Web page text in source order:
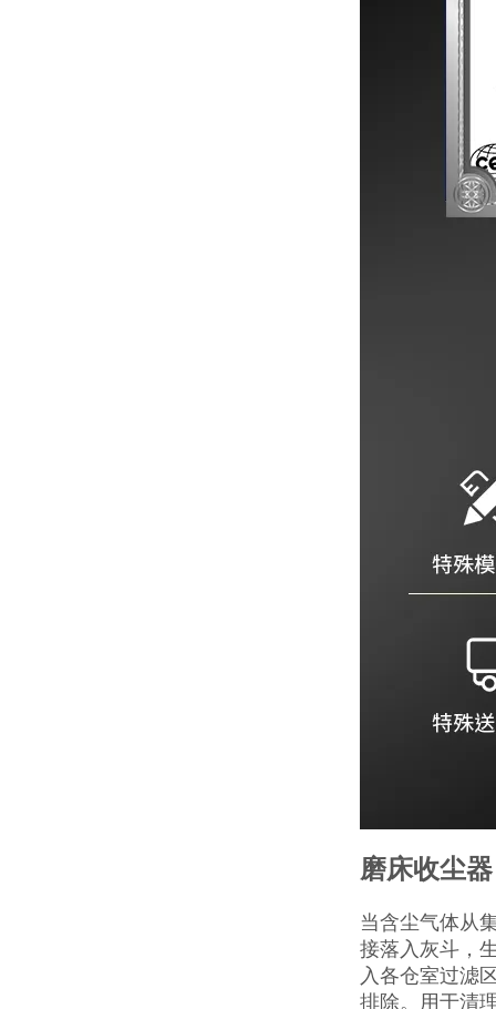
磨床收尘器
当含尘气体从
接落入灰斗，
入各仓室过滤
排除。用于清